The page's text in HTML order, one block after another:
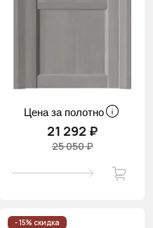
Цена за полотно
21 292 ₽
25 050 ₽
- 15% скидка